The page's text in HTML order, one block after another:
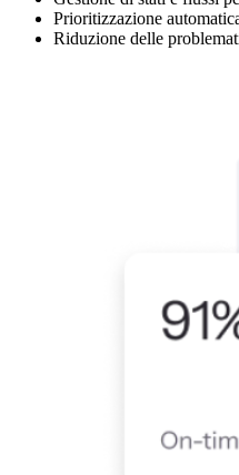
Prioritizzazione
Riduzione delle